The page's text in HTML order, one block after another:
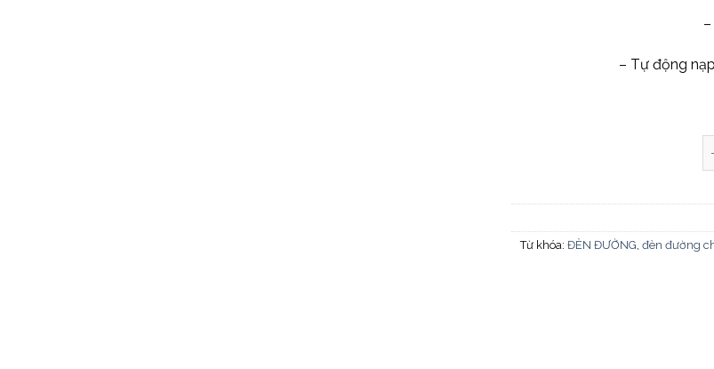
– Tự động
Từ khóa: ĐÈN ĐƯỜNG đèn đường